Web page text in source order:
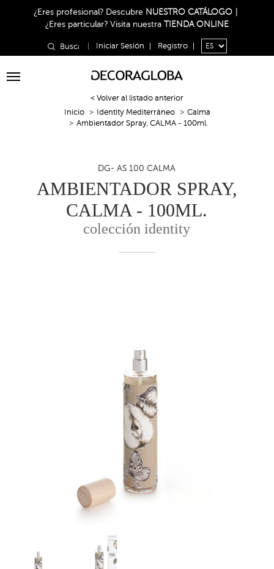
¿Eres profesional? Descubre NUESTRO CATÁLOGO
¿Eres particular? Visita nuestra TIENDA ONLINE
Iniciar Sesión Registro
Toggle
< Volver al listado anterior
Inicio
Identity Mediterráneo
Calma
Ambientador Spray, CALMA - 100ml.
DG- AS 100 CALMA
AMBIENTADOR SPRAY,
CALMA - 100ML.
colección identity